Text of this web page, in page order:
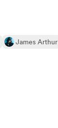
James Arthur